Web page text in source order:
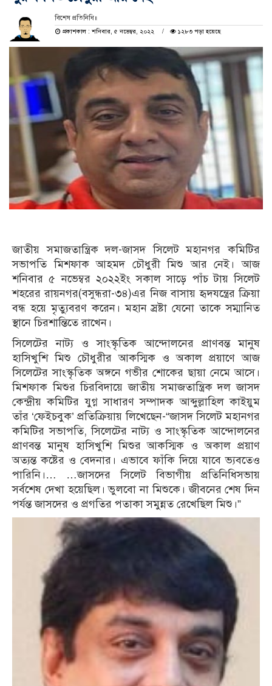
বিশেষ প্রতিনিধি॥
প্রকাশকাল : শনিবার, ৫ নভেম্বর, ২০২২
১২৮৩ পড়া হয়েছে
জাতীয় সমাজতান্ত্রিক দল-জাসদ সিলেট মহানগর কমিটির
সভাপতি মিশফাক আহমদ চৌধুরী মিশু আর নেই। আজ
শনিবার ৫ নভেম্বর ২০২২ইং সকাল সাড়ে পাঁচ টায় সিলেট
শহরের রায়নগর(বসুন্ধরা-৩৪)এর নিজ বাসায় হৃদযন্ত্রের ক্রিয়া
বন্ধ হয়ে মৃত্যুবরণ করেন। মহান স্রষ্টা যেনো তাকে সম্মানিত
স্থানে চিরশান্তিতে রাখেন।
সিলেটের নাট্য ও সাংস্কৃতিক আন্দোলনের প্রাণবন্ত মানুষ
হাসিখুশি মিশু চৌধুরীর আকস্মিক ও অকাল প্রয়াণে আজ
সিলেটের সাংস্কৃতিক অঙ্গনে গভীর শোকের ছায়া নেমে আসে।
মিশফাক মিশুর চিরবিদায়ে জাতীয় সমাজতান্ত্রিক দল জাসদ
কেন্দ্রীয় কমিটির যুগ্ন সাধারণ সম্পাদক আব্দুল্লাহিল কাইয়ুম
তাঁর ‘ফেইচবুক’ প্রতিক্রিয়ায় লিখেছেন-“জাসদ সিলেট মহানগর
কমিটির সভাপতি, সিলেটের নাট্য ও সাংস্কৃতিক আন্দোলনের
প্রাণবন্ত মানুষ হাসিখুশি মিশুর আকস্মিক ও অকাল প্রয়াণ
অত্যন্ত কষ্টের ও বেদনার। এভাবে ফাঁকি দিয়ে যাবে ভ্যবতেও
পারিনি।… …জাসদের সিলেট বিভাগীয় প্রতিনিধিসভায়
সর্বশেষ দেখা হয়েছিল। ভুলবো না মিশুকে। জীবনের শেষ দিন
পর্যন্ত জাসদের ও প্রগতির পতাকা সমুন্নত রেখেছিল মিশু।”